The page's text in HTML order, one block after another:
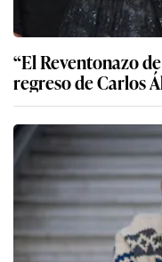
“El Reventonazo
regreso de Carlos